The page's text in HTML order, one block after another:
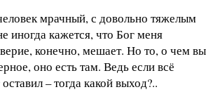
мрачный, с довольно тяжелым
иногда кажется, что Бог меня
конечно, мешает. Но то, о чем вы
оно есть там. Ведь если всё
– тогда какой выход?..